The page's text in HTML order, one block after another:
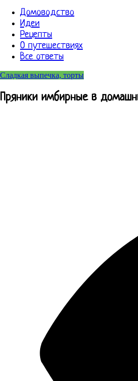
Домоводство
Идеи
Рецепты
О путешествиях
Все ответы
Сладкая выпечка, торты
Пряники имбирные в